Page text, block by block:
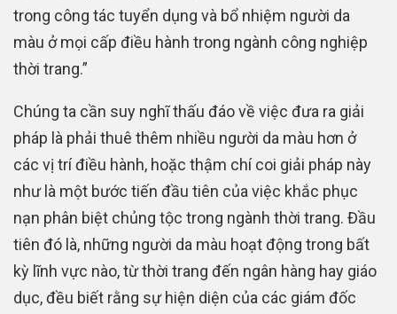
trong công tác tuyển dụng và bổ nhiệm người da
màu ở mọi cấp điều hành trong ngành công nghiệp
thời trang.”
Chúng ta cần suy nghĩ thấu đáo về việc đưa ra giải
pháp là phải thuê thêm nhiều người da màu hơn ở
các vị trí điều hành, hoặc thậm chí coi giải pháp này
như là một bước tiến đầu tiên của việc khắc phục
nạn phân biệt chủng tộc trong ngành thời trang. Đầu
tiên đó là, những người da màu hoạt động trong bất
kỳ lĩnh vực nào, từ thời trang đến ngân hàng hay giáo
dục, đều biết rằng sự hiện diện của các giám đốc